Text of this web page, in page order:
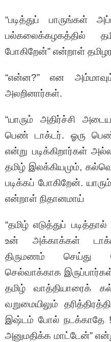
“படித்துப்
பல்கலைக்கழகத்தில்
போகிறேன்” என்றாள்
“என்ன?” என
அலறினார்கள்.
“யாரும் அதிர்ச்சி
பெண் டாக்டர். ஓரு
என்று படிக்கிறார்கள்
தமிழ் இலக்கியமும்,
படிக்கப் போகிறேன்.
என்றாள் நிதானமாய்
“தமிழ் எடுத்துப்
உன் அக்காக்கள்
திருமணம் செய்து
செல்வாக்காக
தமிழ் வாத்தியாரைக்
வறுமையிலும்
இஷ்டம் போல் நடக்காதே
அனுமதிக்க மாட்டேன்”